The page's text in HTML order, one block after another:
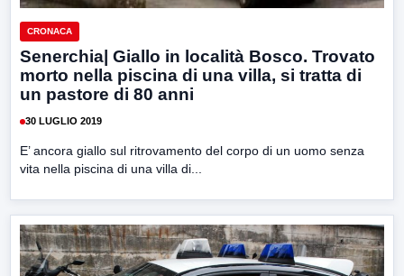
CRONACA
Senerchia| Giallo in località Bosco. Trovato
morto nella piscina di una villa, si tratta di
un pastore di 80 anni
30 LUGLIO 2019
E’ ancora giallo sul ritrovamento del corpo di un uomo senza
vita nella piscina di una villa di...